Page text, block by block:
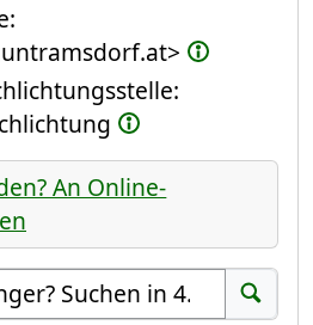
An Online-
Suchen